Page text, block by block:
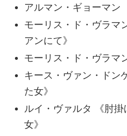
アルマン・ギョーマン
モーリス・ド・ヴラマ
アンにて》
モーリス・ド・ヴラマ
キース・ヴァン・ドン
た女》
ルイ・ヴァルタ 《肘
女》